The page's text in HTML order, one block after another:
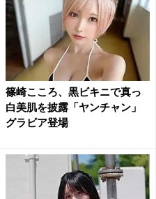
篠崎こころ、黒ビキニで真っ
白美肌を披露「ヤンチャン」
グラビア登場